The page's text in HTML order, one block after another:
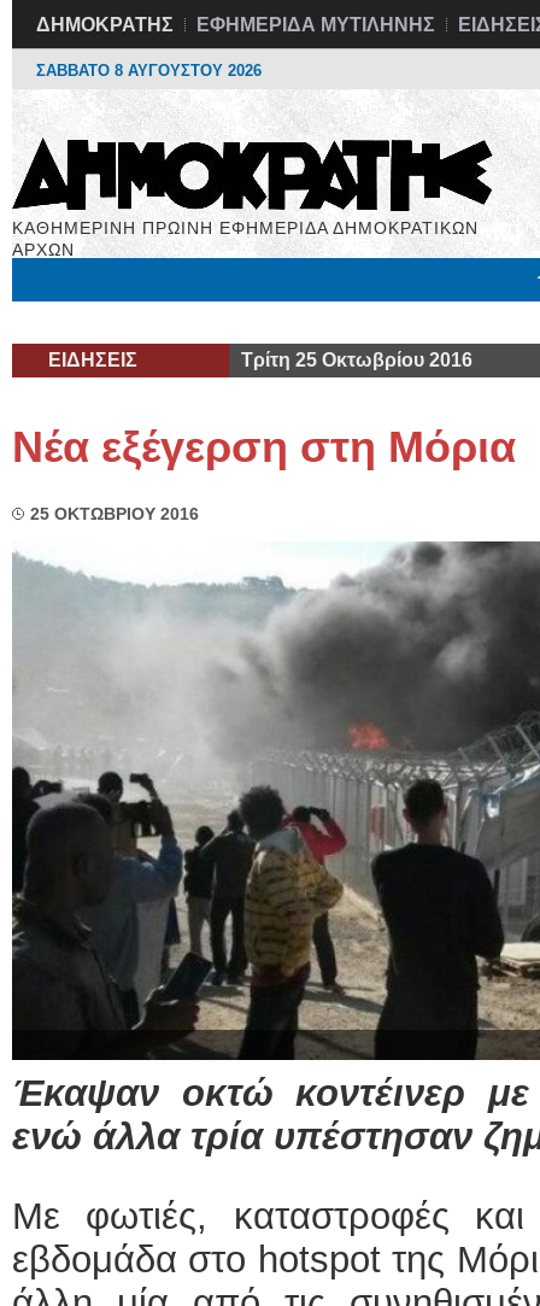
ΔΗΜΟΚΡΑΤΗΣ ΕΦΗΜΕΡΙΔΑ ΜΥΤΙΛΗΝΗΣ
ΣΑΒΒΑΤΟ 8 ΑΥΓΟΥΣΤΟΥ 2026
ΚΑΘΗΜΕΡΙΝΗ ΠΡΩΙΝΗ ΕΦΗΜΕΡΙΔΑ ΔΗΜΟΚΡΑΤΙΚΩΝ
ΑΡΧΩΝ
ΕΙΔΗΣΕΙΣ Τρίτη 25 Οκτωβρίου 2016
Νέα εξέγερση στη Μόρια
25 ΟΚΤΩΒΡΙΟΥ 2016
Έκαψαν οκτώ κοντέινερ με
ενώ άλλα τρία υπέστησαν
Με φωτιές, καταστροφές
εβδομάδα στο hotspot της